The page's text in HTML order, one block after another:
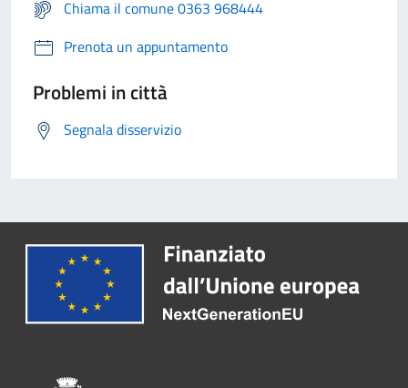
Chiama il comune 0363 968444
Prenota un appuntamento
Problemi in città
Segnala disservizio